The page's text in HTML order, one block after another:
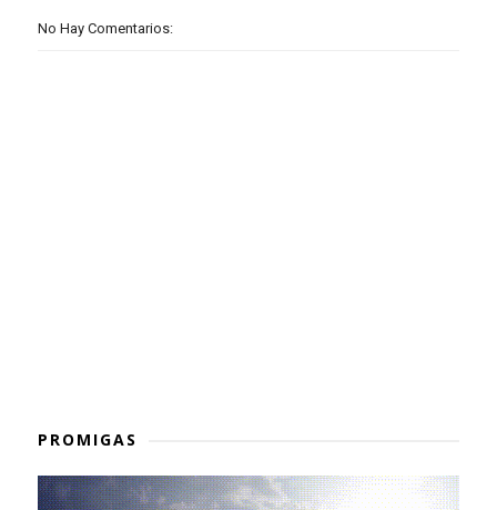
No Hay Comentarios:
PROMIGAS